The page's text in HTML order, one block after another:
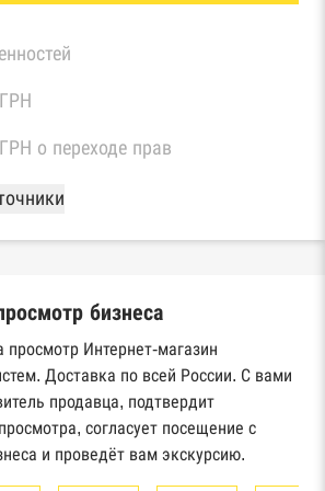
о переходе прав
и ЕГРИП Федеральной
контрактов
казначейства
дел Высшего
суда
реестр сведений о
бизнеса
просмотр Интернет-магазин
Доставка по всей России. С вами
продавца, подтвердит
согласует посещение с
и проведёт вам экскурсию.